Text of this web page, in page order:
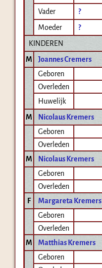
Vader
?
Moeder
?
KINDEREN
M
Joannes Cremers
Geboren
Overleden
Huwelijk
M
Nicolaus Kremers
Geboren
Overleden
M
Nicolaus Kremers
Geboren
Overleden
F
Margareta Kremers
Geboren
Overleden
M
Matthias Kremers
Geboren